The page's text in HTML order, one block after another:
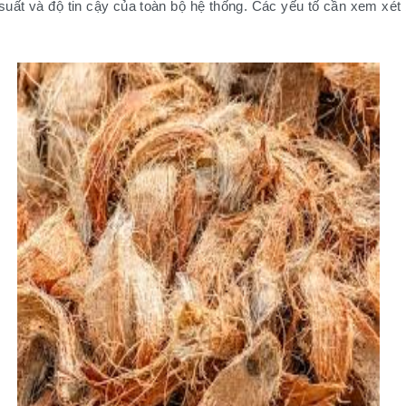
và độ tin cậy của toàn bộ hệ thống. Các yếu tố cần xem xét